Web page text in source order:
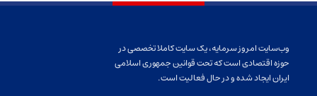
وب‌سایت امروز سرمایه، یک سایت کاملا تخصصی در
حوزه اقتصادی است که تحت قوانین جمهوری اسلامی
ایران ایجاد شده و در حال فعالیت است.